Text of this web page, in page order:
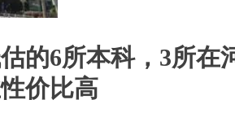
的6所本科，3所在
价比高